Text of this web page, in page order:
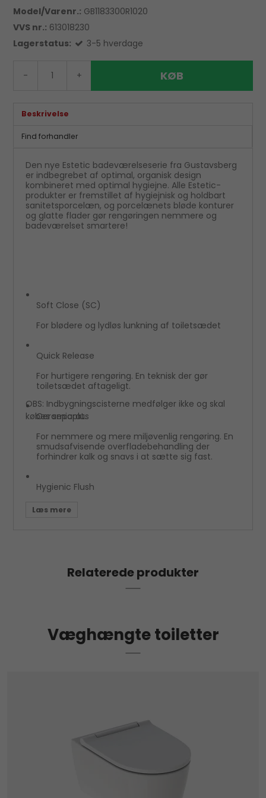
Model/Varenr.: GB1183300R1020
VVS nr.: 613018230
Lagerstatus:
3-5 hverdage
- + KØB
Beskrivelse
Find forhandler
Den nye Estetic badeværelseserie fra Gustavsberg
er indbegrebet af optimal, organisk design
kombineret med optimal hygiejne. Alle Estetic-
produkter er fremstillet af hygiejnisk og holdbart
sanitetsporcelæn, og porcelænets bløde konturer
og glatte flader gør rengøringen nemmere og
badeværelset smartere!
Soft Close (SC)
For blødere og lydløs lunkning af toiletsædet
Quick Release
For hurtigere rengøring. En teknisk der gør
toiletsædet aftageligt.
Ceramicplus
For nemmere og mere miljøvenlig rengøring. En
smudsafvisende overfladebehandling der
forhindrer kalk og snavs i at sætte sig fast.
Hygienic Flush
For bedst mulig hygiejne. En skylleteknik der
OBS: Indbygningscisterne medfølger ikke og skal
købes separat.
Relaterede produkter
Væghængte toiletter